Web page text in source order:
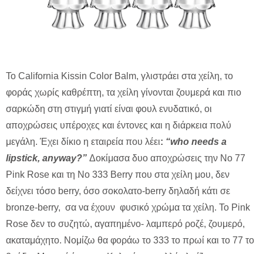
Το California Kissin Color Balm, γλιστράει στα χείλη, το
φοράς χωρίς καθρέπτη, τα χείλη γίνονται ζουμερά και πιο
σαρκώδη στη στιγμή γιατί είναι φουλ ενυδατικό, οι
αποχρώσεις υπέροχες και έντονες και η διάρκεια πολύ
μεγάλη. Έχει δίκιο η εταιρεία που λέει: “who needs a
lipstick, anyway?” Δοκίμασα δυο αποχρώσεις την Νο 77
Pink Rose και τη Νο 333 Berry που στα χείλη μου, δεν
δείχνει τόσο berry, όσο σοκολατο-berry δηλαδή κάτι σε
bronze-berry, σα να έχουν φυσικό χρώμα τα χείλη. Το Pink
Rose δεν το συζητώ, αγαπημένο- λαμπερό ροζέ, ζουμερό,
ακαταμάχητο. Νομίζω θα φοράω το 333 το πρωί και το 77 το